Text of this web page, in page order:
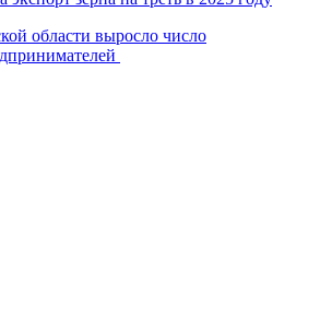
области выросло число